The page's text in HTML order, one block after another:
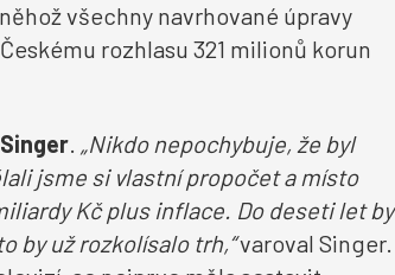
všechny navrhované úpravy
rozhlasu 321 milionů korun
. „Nikdo nepochybuje, že byl
jsme si vlastní propočet a místo
Kč plus inflace. Do deseti let by
by už rozkolísalo trh,“varoval Singer.